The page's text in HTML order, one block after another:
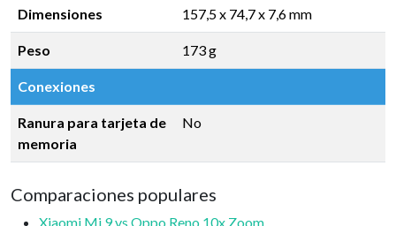
Dimensiones 157,5 x 74,7 x 7,6 mm
Peso 173 g
Conexiones
Ranura para tarjeta de
memoria
No
Comparaciones populares
Xiaomi Mi 9 vs Oppo Reno 10x Zoom